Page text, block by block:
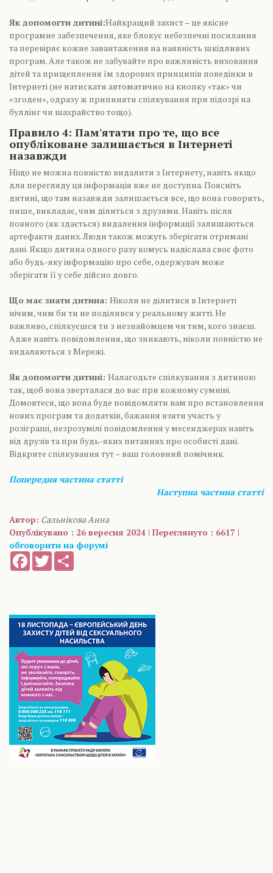
Як допомогти дитині:Найкращий захист – це якісне
програмне забезпечення, яке блокує небезпечні посилання
та перевіряє кожне завантаження на наявність шкідливих
програм. Але також не забувайте про важливість виховання
дітей та прищеплення їм здорових принципів поведінки в
Інтернеті (не натискати автоматично на кнопку «так» чи
«згоден», одразу ж припиняти спілкування при підозрі на
буллінг чи шахрайство тощо).
Правило 4: Пам'ятати про те, що все
опубліковане залишається в Інтернеті
назавжди
Ніщо не можна повністю видалити з Інтернету, навіть якщо
для перегляду ця інформація вже не доступна. Поясніть
дитині, що там назавжди залишається все, що вона говорить,
пише, викладає, чим ділиться з друзями. Навіть після
повного (як здається) видалення інформації залишаються
артефакти даних. Люди також можуть зберігати отримані
дані. Якщо дитина одного разу комусь надіслала своє фото
або будь-яку інформацію про себе, одержувач може
зберігати її у себе дійсно довго.
Що має знати дитина: Ніколи не ділитися в Інтернеті
нічим, чим би ти не поділився у реальному житті. Не
важливо, спілкуєшся ти з незнайомцем чи тим, кого знаєш.
Адже навіть повідомлення, що зникають, ніколи повністю не
видаляються з Мережі.
Як допомогти дитині: Налагодьте спілкування з дитиною
так, щоб вона зверталася до вас при кожному сумніві.
Домовтеся, що вона буде повідомляти вам про встановлення
нових програм та додатків, бажання взяти участь у
розіграші, незрозумілі повідомлення у месенджерах навіть
від друзів та при будь-яких питаннях про особисті дані.
Відкрите спілкування тут – ваш головний помічник.
Попередня частина статті
Наступна частина статті
Автор: Сальнікова Анна
Опублікувано : 26 вересня 2024 | Переглянуто : 6617 |
обговорити на форумі
FacebookTwitter